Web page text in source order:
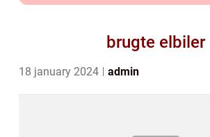
brugte elbiler
18 january 2024 admin